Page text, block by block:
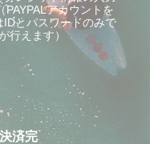
PAYPALアカウントを
IDとパスワードのみで
行えます）
決済完